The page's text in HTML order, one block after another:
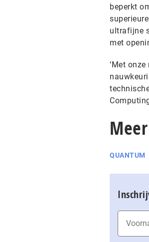
beperkt
ultrafijne
met
‘Met
QUANTUM